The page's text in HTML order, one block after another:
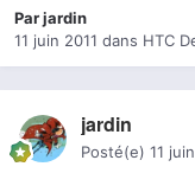
Parjardin
11 juin 2011 dans HTC
jardin
Posté(e) 11